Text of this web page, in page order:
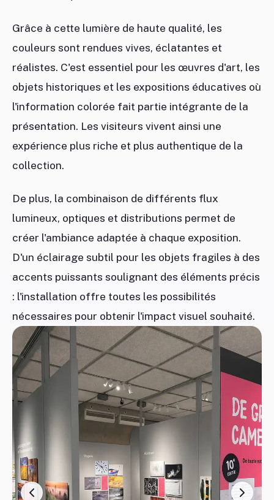
Grâce à cette lumière de haute qualité, les
couleurs sont rendues vives, éclatantes et
réalistes. C'est essentiel pour les œuvres d'art, les
objets historiques et les expositions éducatives où
l'information colorée fait partie intégrante de la
présentation. Les visiteurs vivent ainsi une
expérience plus riche et plus authentique de la
collection.
De plus, la combinaison de différents flux
lumineux, optiques et distributions permet de
créer l'ambiance adaptée à chaque exposition.
D'un éclairage subtil pour les objets fragiles à des
accents puissants soulignant des éléments précis
: l'installation offre toutes les possibilités
nécessaires pour obtenir l'impact visuel souhaité.